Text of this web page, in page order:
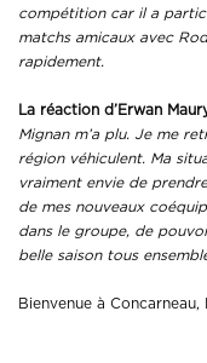
compétition car il a
matchs amicaux avec
rapidement.
La réaction d’Erwan
Mignan m’a plu. Je me
région véhiculent. Ma
vraiment envie de
de mes nouveaux
dans le groupe, de
belle saison tous
Bienvenue à Concarneau,